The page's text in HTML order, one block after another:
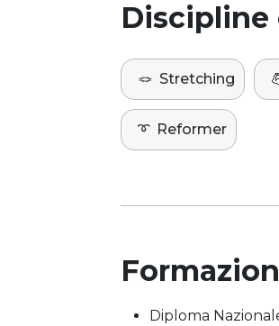
Discipline
🪢 Stretching
➰ Reformer
Diploma